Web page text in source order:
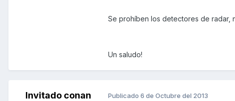
Se prohíben los detectores de radar,
Un saludo!
Invitado conan Publicado 6 de Octubre del 2013